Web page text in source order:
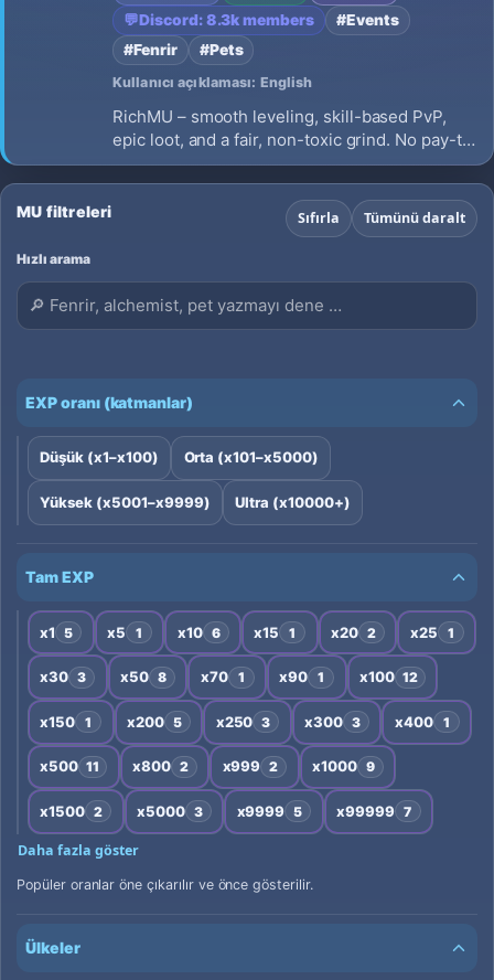
💬Discord: 8.3k members
#Events
#Fenrir
#Pets
Kullanıcı açıklaması: English
RichMU – smooth leveling, skill-based PvP,
epic loot, and a fair, non-toxic grind. No pay-to-
win, just pure MU fun. Muonline Season 20’s
fresh events, classes, and classic vibes. Glory
MU filtreleri Sıfırla Tümünü daralt
Hızlı arama
EXP oranı (katmanlar)
Düşük (x1–x100) Orta (x101–x5000)
Yüksek (x5001–x9999) Ultra (x10000+)
Tam EXP
x1 5 x5 1 x10 6 x15 1 x20 2 x25 1
x30 3 x50 8 x70 1 x90 1 x100 12
x150 1 x200 5 x250 3 x300 3 x400 1
x500 11 x800 2 x999 2 x1000 9
x1500 2 x5000 3 x9999 5 x99999 7
Daha fazla göster
Popüler oranlar öne çıkarılır ve önce gösterilir.
Ülkeler